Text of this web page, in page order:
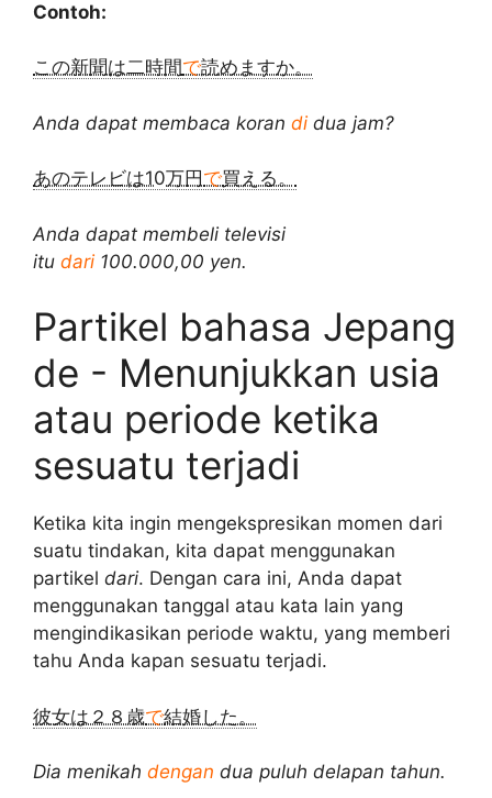
Contoh:
この新聞は二時間で読めますか。
Anda dapat membaca koran didua jam?
あのテレビは10万円 で買える。
Anda dapat membeli televisi
itu dari100.000,00 yen.
Partikel bahasa Jepang
de - Menunjukkan usia
atau periode ketika
sesuatu terjadi
Ketika kita ingin mengekspresikan momen dari
suatu tindakan, kita dapat menggunakan
partikel dari. Dengan cara ini, Anda dapat
menggunakan tanggal atau kata lain yang
mengindikasikan periode waktu, yang memberi
tahu Anda kapan sesuatu terjadi.
彼女は２８歳で結婚した。
Dia menikah dengan dua puluh delapan tahun.